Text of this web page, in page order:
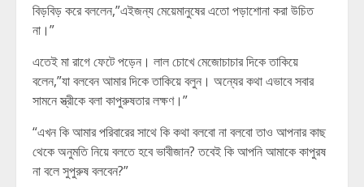
বিড়বিড় করে বললেন,”এইজন্য মেয়েমানুষের এতো পড়াশোনা করা উচিত
না।”
এতেই মা রাগে ফেটে পড়েন। লাল চোখে মেজোচাচার দিকে তাকিয়ে
বলেন,”যা বলবেন আমার দিকে তাকিয়ে বলুন। অন্যের কথা এভাবে সবার
সামনে স্ত্রীকে বলা কাপুরুষতার লক্ষণ।”
“এখন কি আমার পরিবারের সাথে কি কথা বলবো না বলবো তাও আপনার কাছ
থেকে অনুমতি নিয়ে বলতে হবে ভাবীজান? তবেই কি আপনি আমাকে কাপুরষ
না বলে সুপুরুষ বলবেন?”